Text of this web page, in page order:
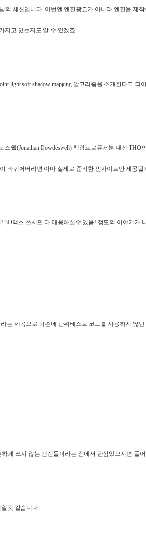
의 세션입니다. 이번엔 엔진광고가 아니라 엔진을 제
지고 있는지도 알 수 있겠죠.
light soft shadow mapping 알고리즘을 소개한다고
스웰(Jonathan Dowdeswell) 책임프로듀서분 대신
바뀌어버리면 아마 실제로 준비한 인사이트만 제공될
맥스 쓰시면 다 대응하실수 있음! 정도의 이야기가
는 제목으로 기존에 단위테스트 코드를 사용하지 않
게 쓰지 않는 엔진들이라는 점에서 관심있으시면 들
것 같습니다.